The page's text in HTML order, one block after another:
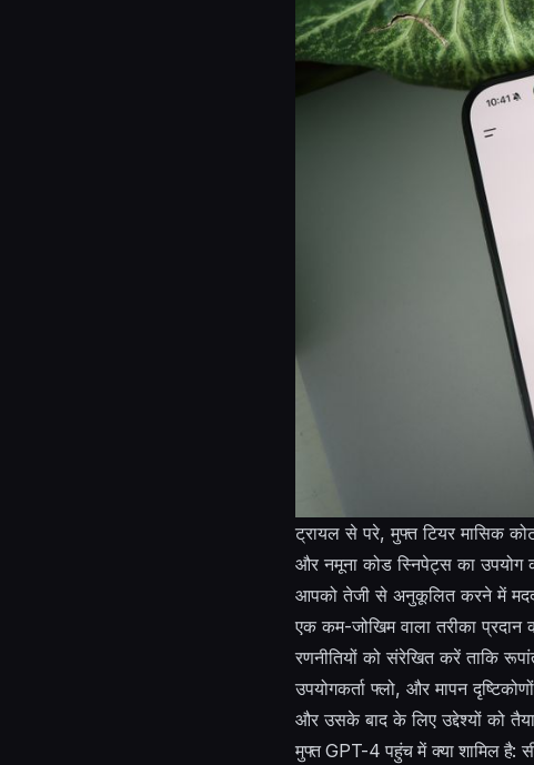
ट्रायल से परे, मुफ्त टियर मासिक
और नमूना कोड स्निपेट्स का
आपको तेजी से अनुकूलित करने में
एक कम-जोखिम वाला तरीका
रणनीतियों को संरेखित करें ताकि
उपयोगकर्ता फ्लो, और मापन
और उसके बाद के लिए उद्देश्यों को
मुफ्त GPT-4 पहुंच में क्या शामिल है: